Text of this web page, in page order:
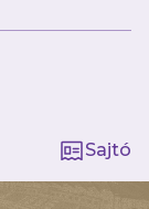
Sajtó